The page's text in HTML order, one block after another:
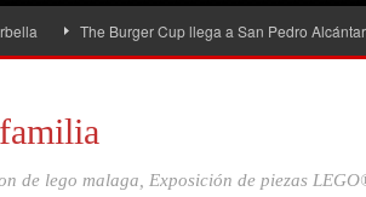
The Burger Cup llega a San Pedro Alcántara: la
de lego malaga
Exposición de piezas